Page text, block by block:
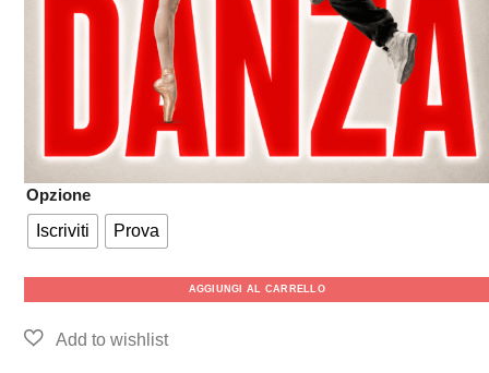
Opzione
Iscriviti
Prova
AGGIUNGI AL CARRELLO